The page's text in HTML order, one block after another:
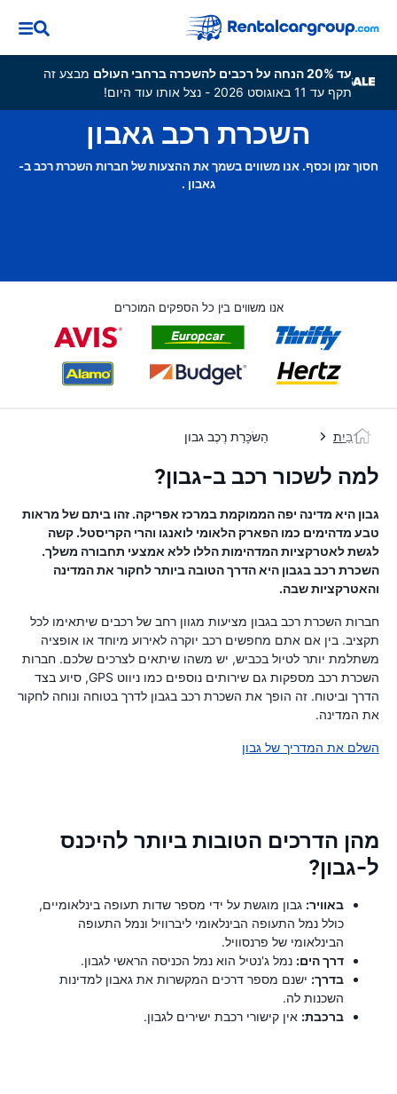
עד 20% הנחה על רכבים להשכרה ברחבי העולם
מבצע זה
תקף עד 11 באוגוסט 2026 - נצל אותו עוד היום!
השכרת רכב גאבון
חסוך זמן וכסף. אנו משווים בשמך את ההצעות של חברות השכרת רכב ב-
גאבון .
אנו משווים בין כל הספקים המוכרים
בַּיִת הַשׂכָּרַת רֶכֶב גבון
למה לשכור רכב ב-גבון?
גבון היא מדינה יפה הממוקמת במרכז אפריקה. זהו ביתם של מראות
טבע מדהימים כמו הפארק הלאומי לואנגו והרי הקריסטל. קשה
לגשת לאטרקציות המדהימות הללו ללא אמצעי תחבורה משלך.
השכרת רכב בגבון היא הדרך הטובה ביותר לחקור את המדינה
והאטרקציות שבה.
חברות השכרת רכב בגבון מציעות מגוון רחב של רכבים שיתאימו לכל
תקציב. בין אם אתם מחפשים רכב יוקרה לאירוע מיוחד או אופציה
משתלמת יותר לטיול בכביש, יש משהו שיתאים לצרכים שלכם. חברות
השכרת רכב מספקות גם שירותים נוספים כמו ניווט GPS, סיוע בצד
הדרך וביטוח. זה הופך את השכרת רכב בגבון לדרך בטוחה ונוחה לחקור
את המדינה.
השלם את המדריך של גבון
מהן הדרכים הטובות ביותר להיכנס
ל-גבון?
באוויר: גבון מוגשת על ידי מספר שדות תעופה בינלאומיים,
כולל נמל התעופה הבינלאומי ליברוויל ונמל התעופה
הבינלאומי של פרנסוויל.
דרך הים: נמל ג'נטיל הוא נמל הכניסה הראשי לגבון.
בדרך: ישנם מספר דרכים המקשרות את גאבון למדינות
השכנות לה.
ברכבת: אין קישורי רכבת ישירים לגבון.